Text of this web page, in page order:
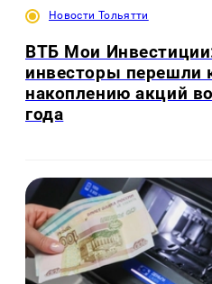
Новости Тольятти
ВТБ Мои
инвесторы перешли
накоплению акций
года